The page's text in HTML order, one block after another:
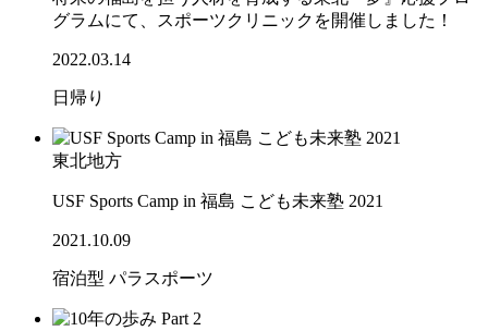
グラムにて、スポーツクリニックを開催しました！
2022.03.14
日帰り
東北地方
USF Sports Camp in 福島 こども未来塾 2021
2021.10.09
宿泊型 パラスポーツ